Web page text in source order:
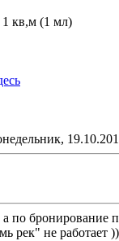
1 кв,м (1 мл)
по бронирование
рек" не работает